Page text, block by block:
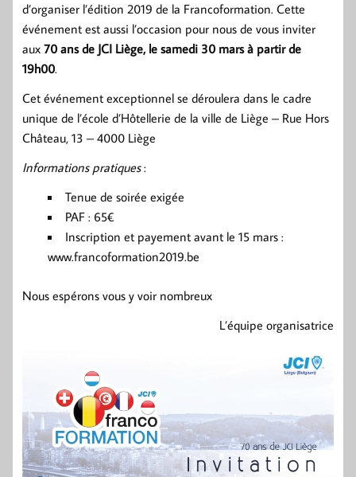
d’organiser l’édition 2019 de la Francoformation. Cette
événement est aussi l’occasion pour nous de vous inviter
aux 70 ans de JCI Liège, le samedi 30 mars à partir de
19h00.
Cet événement exceptionnel se déroulera dans le cadre
unique de l’école d’Hôtellerie de la ville de Liège – Rue Hors
Château, 13 – 4000 Liège
Informations pratiques:
Tenue de soirée exigée
PAF : 65€
Inscription et payement avant le 15 mars :
www.francoformation2019.be
Nous espérons vous y voir nombreux
L’équipe organisatrice